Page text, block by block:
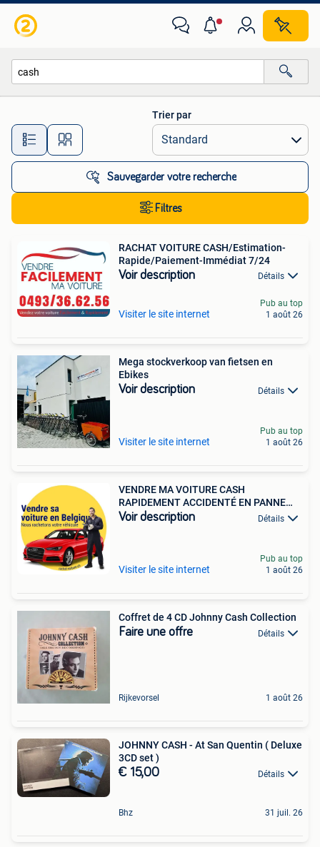
Toutes les distances…
Trier par
Sauvegarder votre recherche
Filtres
RACHAT VOITURE CASH/Estimation-
Rapide/Paiement-Immédiat 7/24
Voir description Détails
Visiter le site internet
Pub au top
1 août 26
Mega stockverkoop van fietsen en
Ebikes
Voir description Détails
Visiter le site internet
Pub au top
1 août 26
VENDRE MA VOITURE CASH
RAPIDEMENT ACCIDENTÉ EN PANNE
MOTEUR
Voir description Détails
Visiter le site internet
Pub au top
1 août 26
Coffret de 4 CD Johnny Cash Collection
Faire une offre Détails
Rijkevorsel 1 août 26
JOHNNY CASH - At San Quentin ( Deluxe
3CD set )
€ 15,00 Détails
Bhz 31 juil. 26